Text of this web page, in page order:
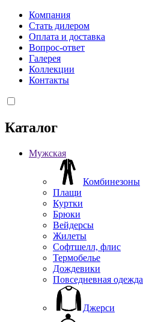
Компания
Стать дилером
Оплата и доставка
Вопрос-ответ
Галерея
Коллекции
Контакты
Каталог
Мужская
Комбинезоны
Плащи
Куртки
Брюки
Вейдерсы
Жилеты
Софтшелл, флис
Термобелье
Дождевики
Повседневная одежда
Джерси